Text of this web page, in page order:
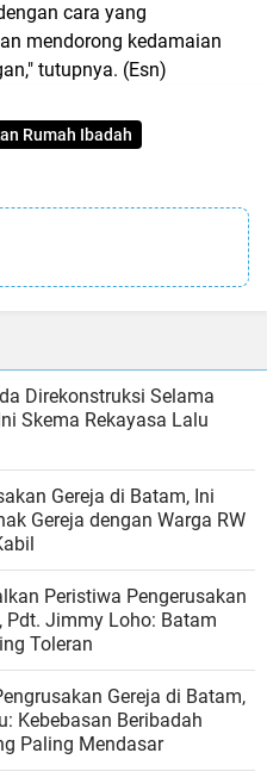
cara yang
mendorong kedamaian
tutupnya. (Esn)
Rumah Ibadah
Direkonstruksi Selama
Skema Rekayasa Lalu
Gereja di Batam, Ini
Gereja dengan Warga RW
Peristiwa Pengerusakan
Pdt. Jimmy Loho: Batam
Toleran
Gereja di Batam,
Kebebasan Beribadah
Paling Mendasar